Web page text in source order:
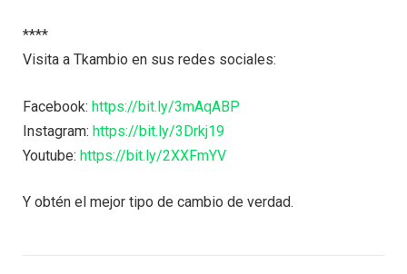
****
Visita a Tkambio en sus redes sociales:
Facebook: https://bit.ly/3mAqABP
Instagram: https://bit.ly/3Drkj19
Youtube: https://bit.ly/2XXFmYV
Y obtén el mejor tipo de cambio de verdad.